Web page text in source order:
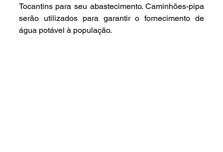
Tocantins para seu abastecimento. Caminhões-pipa
serão utilizados para garantir o fornecimento de
água potável à população.